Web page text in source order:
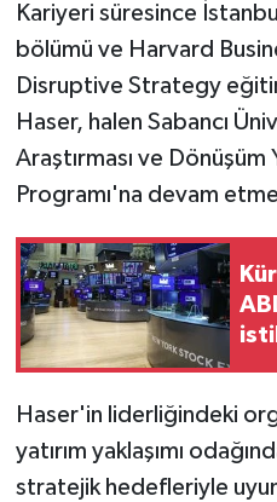
Kariyeri süresince
bölümü ve Harvard
Disruptive Strategy
Haser, halen Sabancı
Araştırması ve Dönüşüm
Programı'na devam
Haser'in liderliğindeki
yatırım yaklaşımı
stratejik hedefleriyle